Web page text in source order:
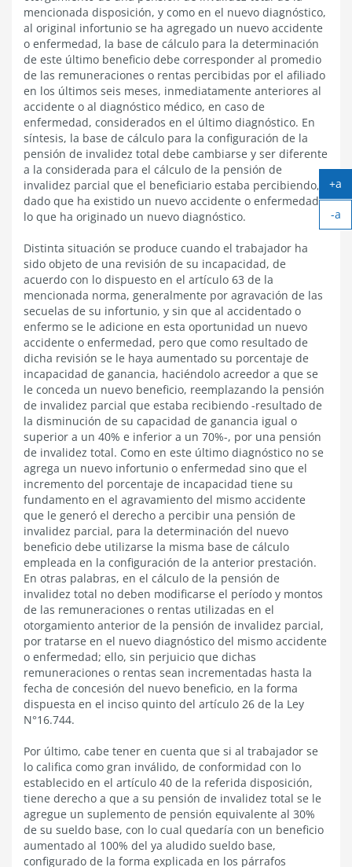
mencionada disposición, y como en el nuevo diagnóstico,
al original infortunio se ha agregado un nuevo accidente
o enfermedad, la base de cálculo para la determinación
de este último beneficio debe corresponder al promedio
de las remuneraciones o rentas percibidas por el afiliado
en los últimos seis meses, inmediatamente anteriores al
accidente o al diagnóstico médico, en caso de
enfermedad, considerados en el último diagnóstico. En
síntesis, la base de cálculo para la configuración de la
pensión de invalidez total debe cambiarse y ser diferente
a la considerada para el cálculo de la pensión de
invalidez parcial que el beneficiario estaba percibiendo,
dado que ha existido un nuevo accidente o enfermedad,
lo que ha originado un nuevo diagnóstico.
Distinta situación se produce cuando el trabajador ha
sido objeto de una revisión de su incapacidad, de
acuerdo con lo dispuesto en el artículo 63 de la
mencionada norma, generalmente por agravación de las
secuelas de su infortunio, y sin que al accidentado o
enfermo se le adicione en esta oportunidad un nuevo
accidente o enfermedad, pero que como resultado de
dicha revisión se le haya aumentado su porcentaje de
incapacidad de ganancia, haciéndolo acreedor a que se
le conceda un nuevo beneficio, reemplazando la pensión
de invalidez parcial que estaba recibiendo -resultado de
la disminución de su capacidad de ganancia igual o
superior a un 40% e inferior a un 70%-, por una pensión
de invalidez total. Como en este último diagnóstico no se
agrega un nuevo infortunio o enfermedad sino que el
incremento del porcentaje de incapacidad tiene su
fundamento en el agravamiento del mismo accidente
que le generó el derecho a percibir una pensión de
invalidez parcial, para la determinación del nuevo
beneficio debe utilizarse la misma base de cálculo
empleada en la configuración de la anterior prestación.
En otras palabras, en el cálculo de la pensión de
invalidez total no deben modificarse el período y montos
de las remuneraciones o rentas utilizadas en el
otorgamiento anterior de la pensión de invalidez parcial,
por tratarse en el nuevo diagnóstico del mismo accidente
o enfermedad; ello, sin perjuicio que dichas
remuneraciones o rentas sean incrementadas hasta la
fecha de concesión del nuevo beneficio, en la forma
dispuesta en el inciso quinto del artículo 26 de la Ley
N°16.744.
Por último, cabe tener en cuenta que si al trabajador se
lo califica como gran inválido, de conformidad con lo
establecido en el artículo 40 de la referida disposición,
tiene derecho a que a su pensión de invalidez total se le
agregue un suplemento de pensión equivalente al 30%
de su sueldo base, con lo cual quedaría con un beneficio
aumentado al 100% del ya aludido sueldo base,
configurado de la forma explicada en los párrafos
+a
-a